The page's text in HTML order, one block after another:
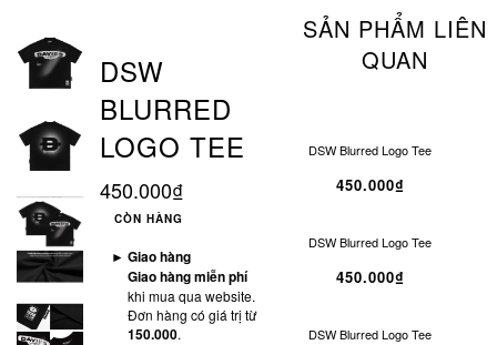
DSW
BLURRED
LOGO TEE
450.000₫
CÒN HÀNG
► Giao hàng
Giao hàng miễn phí
khi mua qua website.
Đơn hàng có giá trị từ
150.000.
SẢN PHẨM LIÊN
QUAN
DSW Blurred Logo Tee
450.000₫
DSW Blurred Logo Tee
450.000₫
DSW Blurred Logo Tee